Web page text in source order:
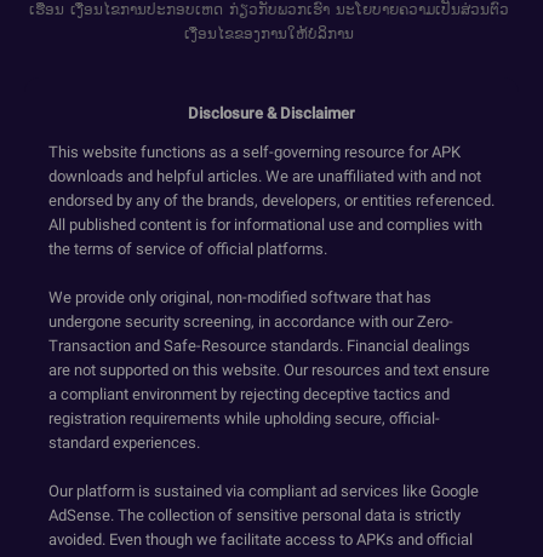
ເຮືອນ ເງື່ອນໄຂການປະກອບເຫດ ກ່ຽວກັບພວກເຮົາ ນະໂຍບາຍຄວາມເປັນສ່ວນຕົວ
ເງື່ອນໄຂຂອງການໃຫ້ບໍລິການ
Disclosure & Disclaimer
This website functions as a self-governing resource for APK
downloads and helpful articles. We are unaffiliated with and not
endorsed by any of the brands, developers, or entities referenced.
All published content is for informational use and complies with
the terms of service of official platforms.
We provide only original, non-modified software that has
undergone security screening, in accordance with our Zero-
Transaction and Safe-Resource standards. Financial dealings
are not supported on this website. Our resources and text ensure
a compliant environment by rejecting deceptive tactics and
registration requirements while upholding secure, official-
standard experiences.
Our platform is sustained via compliant ad services like Google
AdSense. The collection of sensitive personal data is strictly
avoided. Even though we facilitate access to APKs and official